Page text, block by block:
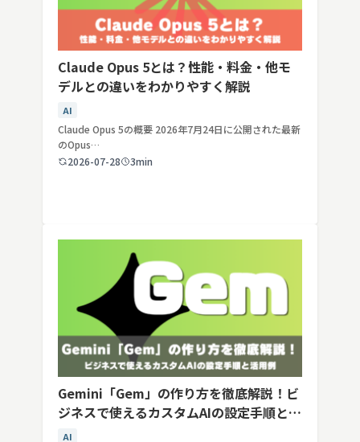
Claude Opus 5とは？性能・料金・他モ
デルとの違いをわかりやすく解説
AI
Claude Opus 5の概要 2026年7月24日に公開された最新
のOpus…
2026-07-28
3min
Gemini「Gem」の作り方を徹底解説！ビ
ジネスで使えるカスタムAIの設定手順と活
用例
AI